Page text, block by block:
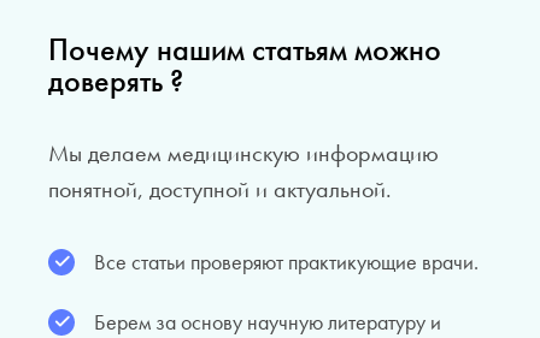
Почему нашим статьям можно
доверять ?
Мы делаем медицинскую информацию
понятной, доступной и актуальной.
Все статьи проверяют практикующие врачи.
Берем за основу научную литературу и